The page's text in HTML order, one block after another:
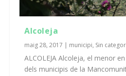
Alcoleja
maig 28, 2017 | municipi, Sin
ALCOLEJA Alcoleja, el menor
dels municipis de la